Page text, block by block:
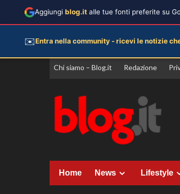
Vai
Chi siamo – Blog.it Redazione
Home News Lifestyle
Aggiungi blog.it alle tue fonti preferite su
✉️Entra nella community - ricevi le notizie